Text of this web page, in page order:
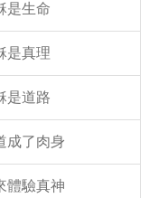
是生命
是真理
是道路
成了肉身
體驗真神